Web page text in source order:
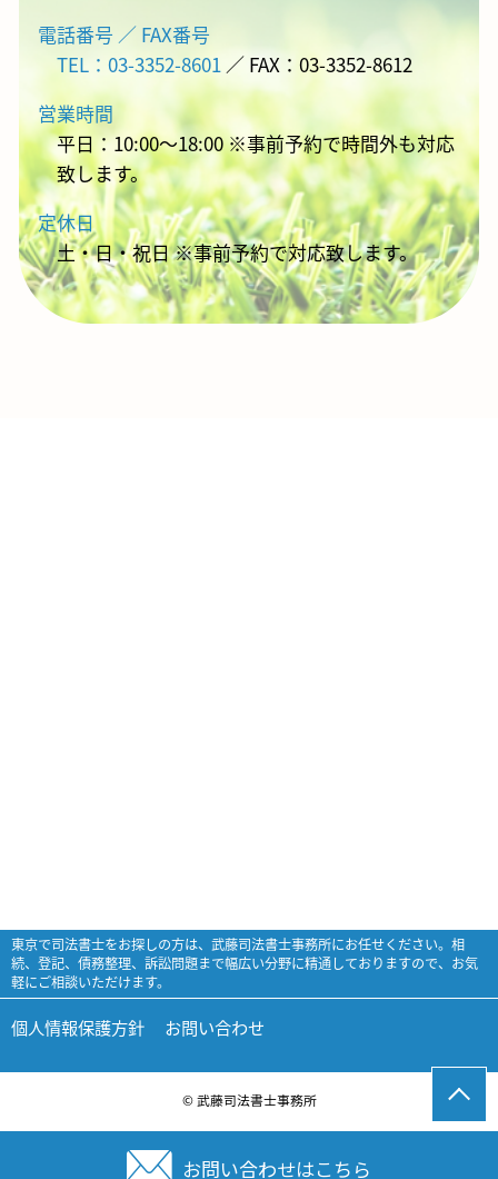
お問い合わせはこちら
電話番号 ／ FAX番号
TEL：03-3352-8601 ／ FAX：03-3352-8612
営業時間
平日：10:00～18:00 ※事前予約で時間外も対応
致します。
定休日
土・日・祝日 ※事前予約で対応致します。
東京で司法書士をお探しの方は、武藤司法書士事務所にお任せください。相
続、登記、債務整理、訴訟問題まで幅広い分野に精通しておりますので、お気
軽にご相談いただけます。
個人情報保護方針 お問い合わせ
© 武藤司法書士事務所